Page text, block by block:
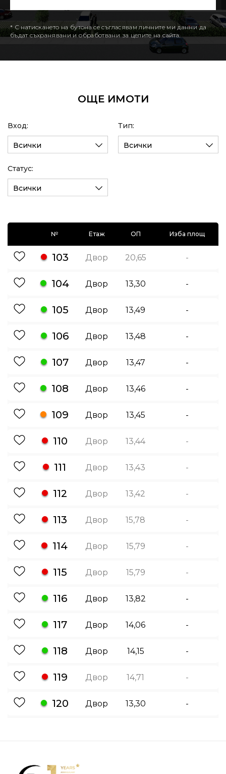
* С натискането на бутона се съгласявам личните ми данни да
бъдат съхранявани и обработвани за целите на сайта.
ОЩЕ ИМОТИ
Вход:
Всички
Тип:
Всички
Статус:
Всички
№ Етаж ОП Изба площ
103 Двор 20,65 -
104 Двор 13,30 -
105 Двор 13,49 -
106 Двор 13,48 -
107 Двор 13,47 -
108 Двор 13,46 -
109 Двор 13,45 -
110 Двор 13,44 -
111 Двор 13,43 -
112 Двор 13,42 -
113 Двор 15,78 -
114 Двор 15,79 -
115 Двор 15,79 -
116 Двор 13,82 -
117 Двор 14,06 -
118 Двор 14,15 -
119 Двор 14,71 -
120 Двор 13,30 -